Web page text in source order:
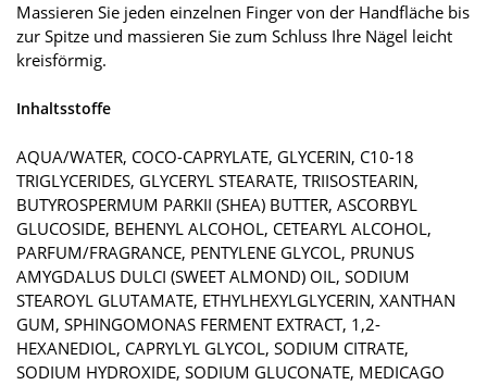
Massieren Sie jeden einzelnen Finger von der Handfläche bis
zur Spitze und massieren Sie zum Schluss Ihre Nägel leicht
kreisförmig.
Inhaltsstoffe
AQUA/WATER, COCO-CAPRYLATE, GLYCERIN, C10-18
TRIGLYCERIDES, GLYCERYL STEARATE, TRIISOSTEARIN,
BUTYROSPERMUM PARKII (SHEA) BUTTER, ASCORBYL
GLUCOSIDE, BEHENYL ALCOHOL, CETEARYL ALCOHOL,
PARFUM/FRAGRANCE, PENTYLENE GLYCOL, PRUNUS
AMYGDALUS DULCI (SWEET ALMOND) OIL, SODIUM
STEAROYL GLUTAMATE, ETHYLHEXYLGLYCERIN, XANTHAN
GUM, SPHINGOMONAS FERMENT EXTRACT, 1,2-
HEXANEDIOL, CAPRYLYL GLYCOL, SODIUM CITRATE,
SODIUM HYDROXIDE, SODIUM GLUCONATE, MEDICAGO